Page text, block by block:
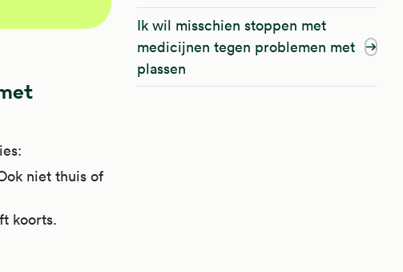
niet thuis of
koorts.
Ik wil misschien stoppen met
medicijnen tegen problemen met
plassen